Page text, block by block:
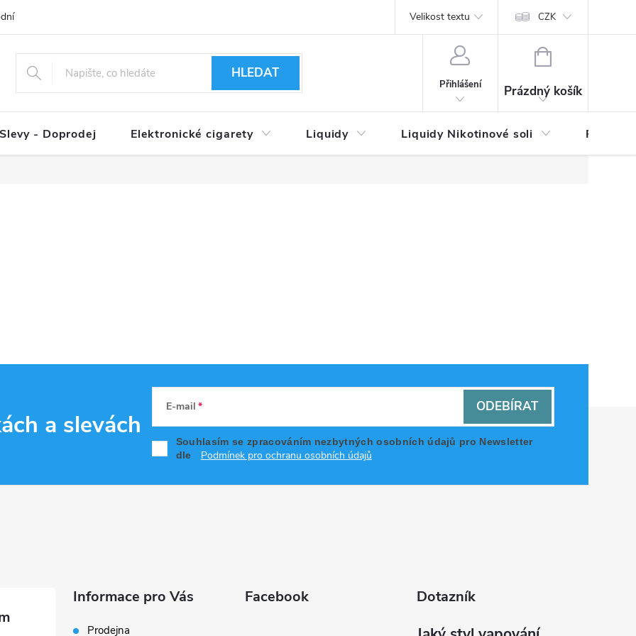
podmínky Reklamační řád Vrácení zboží a reklamace
Velikost textu CZK
HLEDAT
Přihlášení
NÁKUPNÍ
Prázdný košík
- Doprodej Elektronické cigarety Liquidy Liquidy Nikotinové soli
a slevách
E-mail
Souhlasím se zpracováním nezbytných osobních údajů pro Newsletter
dle
Podmínek pro ochranu osobních údajů
ODEBÍRAT
Informace pro Vás
Prodejna
Facebook Dotazník